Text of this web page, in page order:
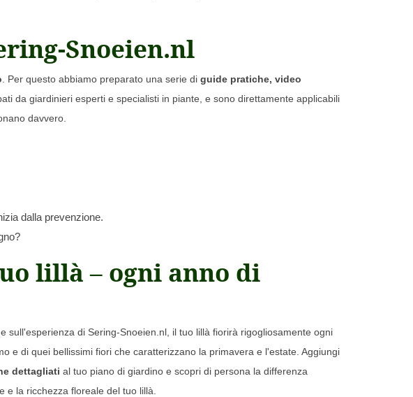
Snoeien.nl
. Per questo abbiamo preparato una serie di guide pratiche, video
da giardinieri esperti e specialisti in piante, e sono direttamente applicabili
davvero.
dalla prevenzione.
lillà – ogni anno di
sull'esperienza di Sering-Snoeien.nl, il tuo lillà fiorirà rigogliosamente ogni
e di quei bellissimi fiori che caratterizzano la primavera e l'estate. Aggiungi
dettagliati al tuo piano di giardino e scopri di persona la differenza
la ricchezza floreale del tuo lillà.